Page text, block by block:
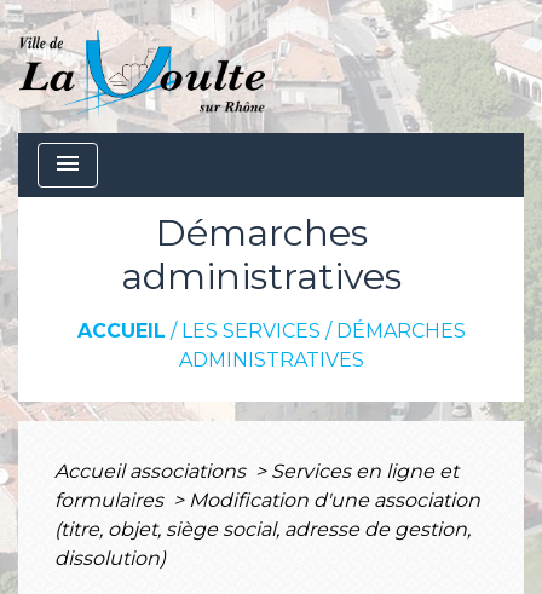
menu
Démarches
administratives
ACCUEIL / LES SERVICES / DÉMARCHES
ADMINISTRATIVES
Accueil associations > Services en ligne et
formulaires > Modification d'une association
(titre, objet, siège social, adresse de gestion,
dissolution)